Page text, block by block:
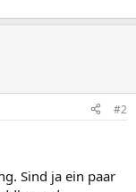
#2
Sind ja ein paar